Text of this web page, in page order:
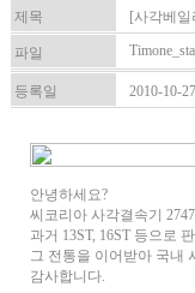
제목 [사각베일
파일
등록일 2010-10-
안녕하세요?
씨코리아 사각결속기
과거 13ST, 16ST 등으로
그 전통을 이어받아 국내
감사합니다.